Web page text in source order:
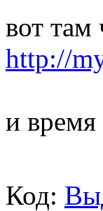
вот там
http://
и время
Код: